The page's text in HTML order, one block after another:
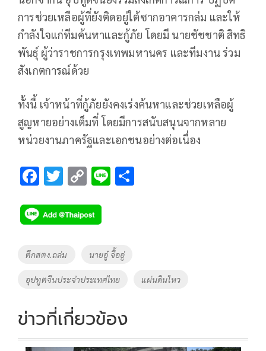
การช่วยเหลือผู้ที่ยังติดอยู่ใต้ซากอาคารกล่ม และให้
กำลังใจแก่ทีมค้นหาและกู้ภัย โดยมี นายชัชชาติ สิทธิ
พันธุ์ ผู้ว่าราชการกรุงเทพมหานคร และทีมงาน ร่วม
สังเกตการณ์ด้วย
ทั้งนี้ เจ้าหน้าที่กู้ภัยยังคงเร่งค้นหาและช่วยเหลือผู้
สูญหายอย่างเต็มที่ โดยมีการสนับสนุนจากหลาย
หน่วยงานภาครัฐและเอกชนอย่างต่อเนื่อง
F
e
b
o
o
k
T
tt
er
C
p
y
Li
k
Li
Tags
ตึกสตง.ถล่ม นายอู๋ จื้ออู่
อุปทูตจีนประจำประเทศไทย แผ่นดินไหว
ข่าวที่เกี่ยวข้อง